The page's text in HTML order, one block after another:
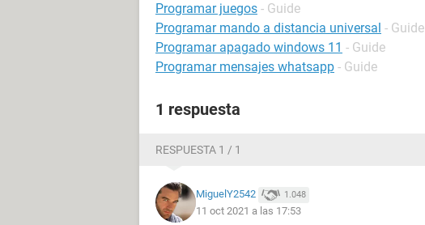
Programar juegos - Guide
Programar mando a distancia universal - Guide
Programar apagado windows 11 - Guide
Programar mensajes whatsapp - Guide
1 respuesta
RESPUESTA 1 / 1
MiguelY2542 1.048
11 oct 2021 a las 17:53